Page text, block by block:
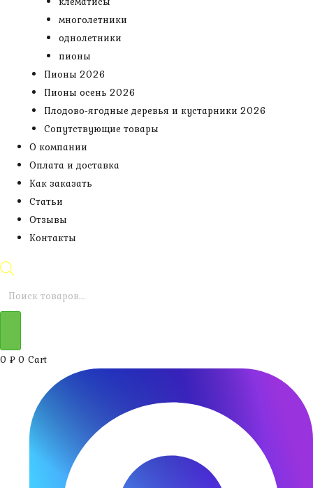
многолетники
однолетники
пионы
Пионы 2026
Пионы осень 2026
Плодово-ягодные деревья и кустарники 2026
Сопутствующие товары
О компании
Оплата и доставка
Как заказать
Статьи
Отзывы
Контакты
Поиск
0 ₽ 0 Cart